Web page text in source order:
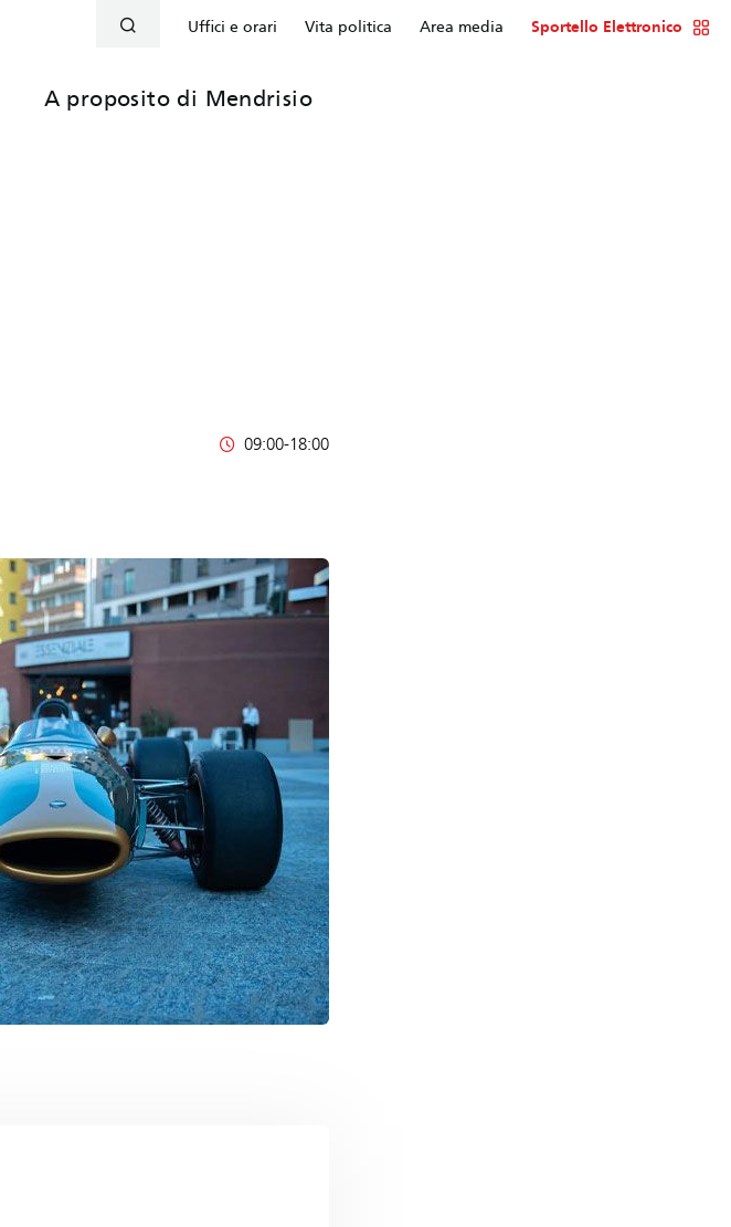
Uffici e orari Vita politica Area media Sportello Elettronico
A proposito di Mendrisio
09:00-18:00